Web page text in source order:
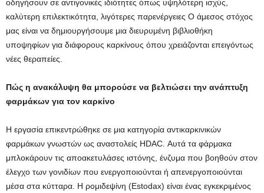
οδηγήσουν σε αντιγονικές ιδιότητες όπως υψηλότερη ισχύς,
καλύτερη επιλεκτικότητα, λιγότερες παρενέργειες Ο άμεσος στόχος
μας είναι να δημιουργήσουμε μια διευρυμένη βιβλιοθήκη
υποψηφίων για διάφορους καρκίνους όπου χρειάζονται επειγόντως
νέες θεραπείες.
Πώς η ανακάλυψη θα μπορούσε να βελτιώσει την ανάπτυξη
φαρμάκων για τον καρκίνο
Η εργασία επικεντρώθηκε σε μια κατηγορία αντικαρκινικών
φαρμάκων γνωστών ως αναστολείς HDAC. Αυτά τα φάρμακα
μπλοκάρουν τις αποακετυλάσες ιστόνης, ένζυμα που βοηθούν στον
έλεγχο των γονιδίων που ενεργοποιούνται ή απενεργοποιούνται
μέσα στα κύτταρα. Η ρομιδεψίνη (Estodax) είναι ένας εγκεκριμένος